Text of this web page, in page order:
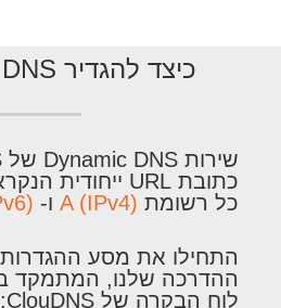
כיצד להגדיר Dynamic DNS?
כל רשומת A (IPv4) ו-
התחילו את מסע
ההדרכה שלנו, המתמקד
לוח הבקרה של ClouDNS: